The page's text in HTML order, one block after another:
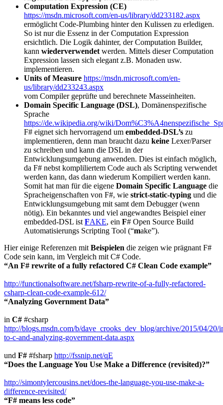
Computation Expression (CE)
https://msdn.microsoft.com/en-us/library/dd233182.aspx
ermöglicht Code-Plumbing hinter den Kulissen zu erledigen.
So ist nur die Essenz in der Computation Expression
ersichtlich. Die Logik dahinter, der Computation Builder,
kann wiederverwendet werden. Mittels dieser Computation
Expression lassen sich elegant z.B. Monaden usw.
implementieren.
Units of Measure https://msdn.microsoft.com/en-
us/library/dd233243.aspx
vom Compiler geprüfte und berechnete Masseinheiten.
Domain Specific Language (DSL), Domänenspezifische
Sprache
https://de.wikipedia.org/wiki/
F# eignet sich hervorragend um embedded-DSL’s zu
implementieren, denn man braucht dazu keine Lexer/Parser
zu schreiben und kann die DSL in der
Entwicklungsumgebung anwenden. Dies ist einfach möglich,
da F# nebst kompliliertem Code auch als Scripting verwendet
werden kann, das dann wiederum Kompiliert werden kann.
Somit hat man für die eigene Domain Specific Language die
Spracheigenschaften von F#, wie strict-static-typing und die
Entwicklungsumgebung mit samt dem Debugger (wenn
nötig). Ein bekanntes und viel angewandtes Beispiel einer
embedded-DSL ist FAKE, ein F# Open Source Build
Automatisierungs Scripting Tool (“make”).
Hier einige Referenzen mit Beispielen die zeigen wie prägnant F#
Code sein kann, im Vergleich mit C# Code.
“An F# rewrite of a fully refactored C# Clean Code example”
http://functionalsoftware.net/fsharp-rewrite-of-a-fully-refactored-
csharp-clean-code-example-612/
“Analyzing Government Data”
in C# #csharp
http://blogs.msdn.com/b/dave_crooks_dev_blog/archive/2015/04/20/
to-c-and-analyzing-government-data.aspx
und F# #fsharp http://fssnip.net/qE
“Does the Language You Use Make a Difference (revisited)?”
http://simontylercousins.net/does-the-language-you-use-make-a-
difference-revisited/
“F# means less code”